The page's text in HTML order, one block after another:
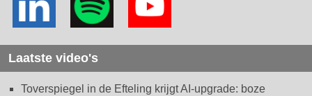
Laatste video's
Toverspiegel in de Efteling krijgt AI-upgrade: boze